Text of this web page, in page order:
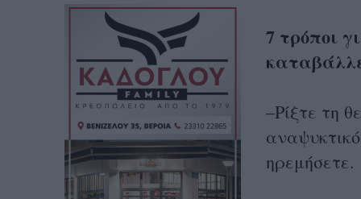
7 τρόποι
–Ρίξτε τη
ηρεμήσετε.